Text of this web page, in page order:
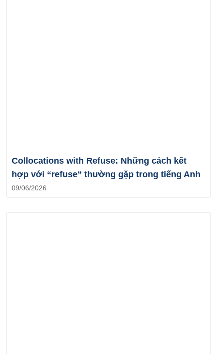
Collocations with Refuse: Những cách kết
hợp với “refuse” thường gặp trong tiếng Anh
09/06/2026